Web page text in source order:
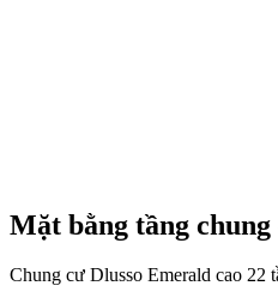
Mặt bằng tầng
Chung cư Dlusso Emerald cao 22